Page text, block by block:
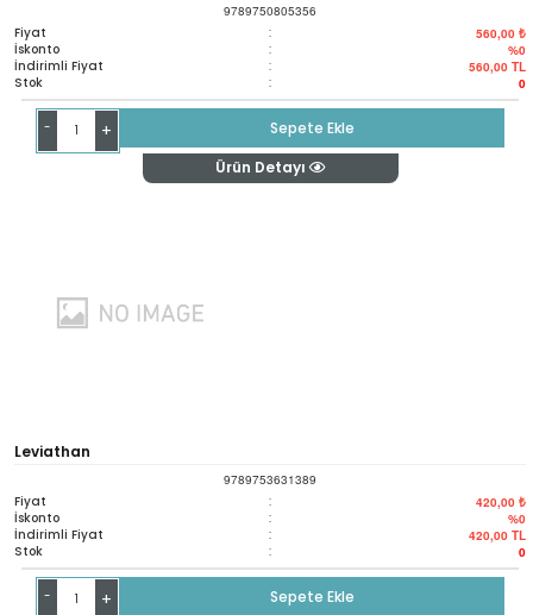
9789750805356
Fiyat : 560,00 ₺
İskonto : %0
İndirimli Fiyat : 560,00 TL
Stok : 0
- +
Sepete Ekle
Ürün Detayı
Leviathan
9789753631389
Fiyat : 420,00 ₺
İskonto : %0
İndirimli Fiyat : 420,00 TL
Stok : 0
- +
Sepete Ekle